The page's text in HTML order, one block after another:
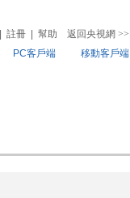
註冊 幫助 返回央視網 >>
PC客戶端
移動客戶端